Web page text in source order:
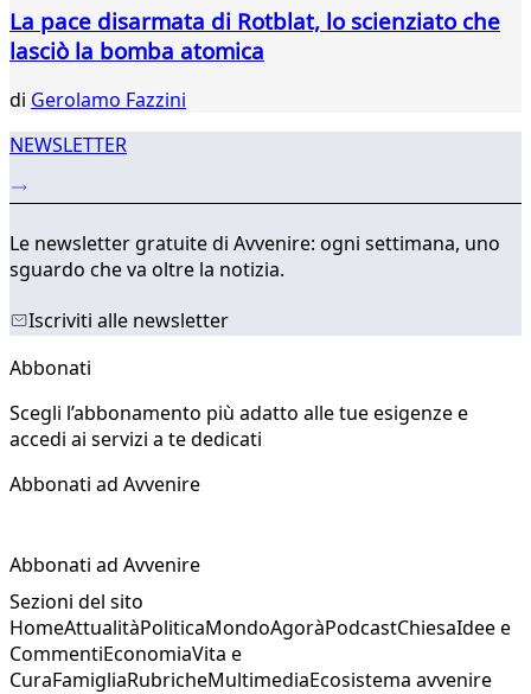
La pace disarmata di Rotblat, lo scienziato che
lasciò la bomba atomica
di Gerolamo Fazzini
NEWSLETTER
Le newsletter gratuite di Avvenire: ogni settimana, uno
sguardo che va oltre la notizia.
Iscriviti alle newsletter
Abbonati
Scegli l’abbonamento più adatto alle tue esigenze e
accedi ai servizi a te dedicati
Abbonati ad Avvenire
Abbonati ad Avvenire
Sezioni del sito
HomeAttualitàPoliticaMondoAgoràPodcastChiesaIdee e
CommentiEconomiaVita e
CuraFamigliaRubricheMultimediaEcosistema avvenire